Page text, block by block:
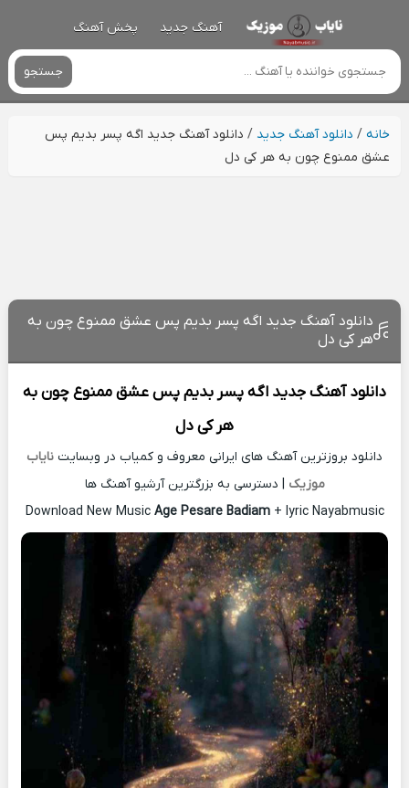
آهنگ جدید پخش آهنگ
جستجو
خانه/ دانلود آهنگ جدید / دانلود آهنگ جدید اگه پسر بدیم پس
عشق ممنوع چون به هر کی دل
دانلود آهنگ جدید اگه پسر بدیم پس عشق ممنوع چون به
هر کی دل
دانلود آهنگ جدید اگه پسر بدیم پس عشق ممنوع چون به
هر کی دل
دانلود بروزترین آهنگ های ایرانی معروف و کمیاب در وبسایت نایاب
موزیک | دسترسی به بزرگترین آرشیو آهنگ ها
Download New Music Age Pesare Badiam+ lyric Nayabmusic